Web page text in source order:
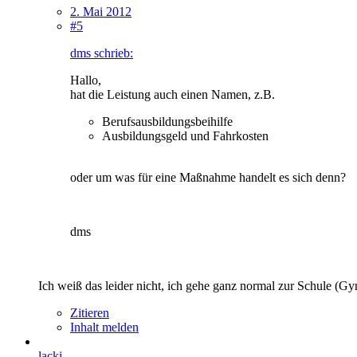
2. Mai 2012
#5
dms schrieb:
Hallo,
hat die Leistung auch einen Namen, z.B.
Berufsausbildungsbeihilfe
Ausbildungsgeld und Fahrkosten
oder um was für eine Maßnahme handelt es sich denn?
dms
Ich weiß das leider nicht, ich gehe ganz normal zur Schule
Zitieren
Inhalt melden